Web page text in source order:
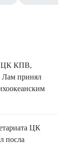
ЦК КПВ,
Лам принял
ЦК
посла